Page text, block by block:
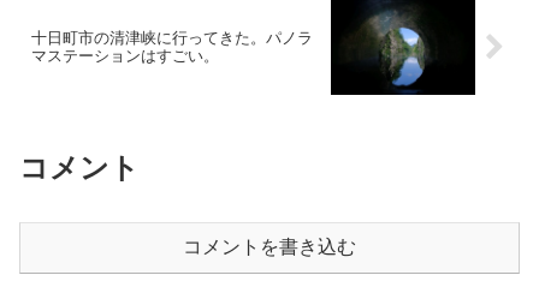
十日町市の清津峡に行ってきた。パノラ
マステーションはすごい。
コメント
コメントを書き込む